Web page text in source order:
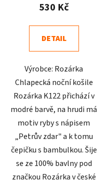
4,9
z
hvězdiček.
530 Kč
DETAIL
Výrobce: Rozárka
Chlapecká noční košile
Rozárka K122 přichází v
modré barvě, na hrudi má
motiv ryby s nápisem
„Petrův zdar" a k tomu
čepičku s bambulkou. Šije
se ze 100% bavlny pod
značkou Rozárka v české